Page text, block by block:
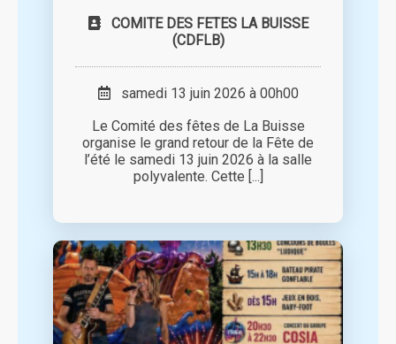
COMITE DES FETES LA BUISSE
(CDFLB)
samedi 13 juin 2026 à 00h00
Le Comité des fêtes de La Buisse
organise le grand retour de la Fête de
l’été le samedi 13 juin 2026 à la salle
polyvalente. Cette [...]